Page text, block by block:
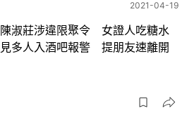
2021-04-19
陳淑莊涉違限聚令 女證人吃糖水
見多人入酒吧報警 提朋友速離開